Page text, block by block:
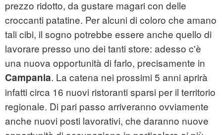
prezzo ridotto, da gustare magari con delle
croccanti patatine. Per alcuni di coloro che amano
tali cibi, il sogno potrebbe essere anche quello di
lavorare presso uno dei tanti store: adesso c'è
una nuova opportunità di farlo, precisamente in
Campania. La catena nei prossimi 5 anni aprirà
infatti circa 16 nuovi ristoranti sparsi per il territorio
regionale. Di pari passo arriveranno ovviamente
anche nuovi posti lavorativi, che daranno nuove